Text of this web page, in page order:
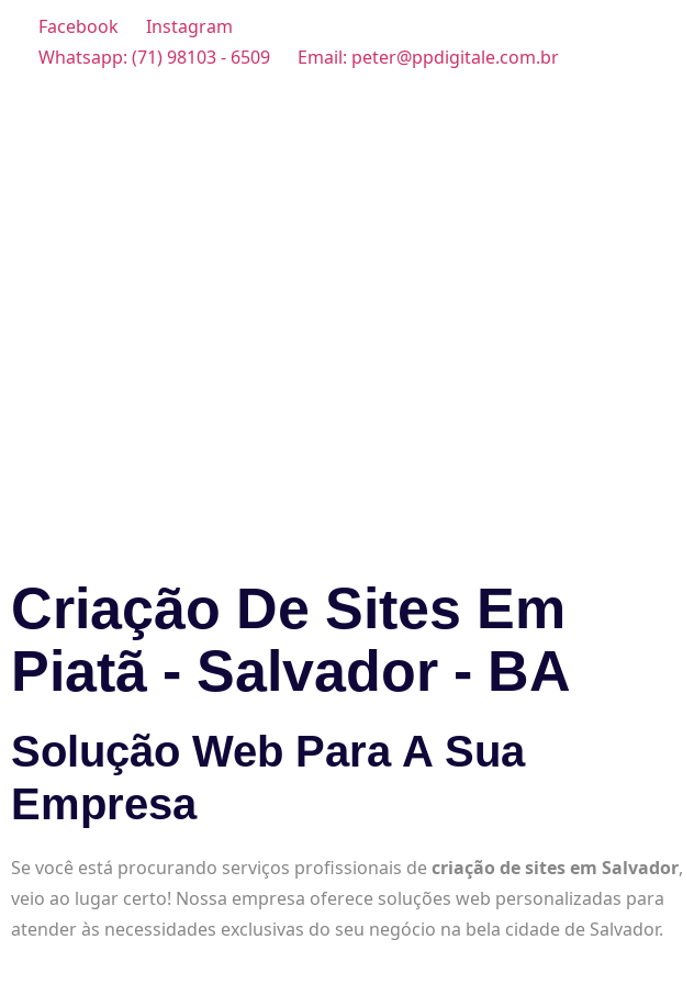
Facebook
Instagram
Whatsapp: (71) 98103 - 6509
Email: peter@ppdigitale.com.br
Criação De Sites Em
Piatã - Salvador - BA
Solução Web Para A Sua
Empresa
Se você está procurando serviços profissionais decriação de sites em Salvador,
veio ao lugar certo! Nossa empresa oferece soluções web personalizadas para
atender às necessidades exclusivas do seu negócio na bela cidade de Salvador.